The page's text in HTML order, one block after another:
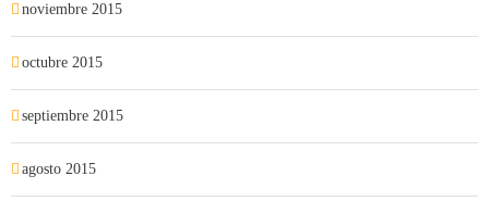
noviembre 2015
octubre 2015
septiembre 2015
agosto 2015